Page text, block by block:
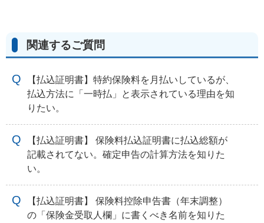
関連するご質問
【払込証明書】特約保険料を月払いしているが、
払込方法に「一時払」と表示されている理由を知
りたい。
【払込証明書】 保険料払込証明書に払込総額が
記載されてない。確定申告の計算方法を知りた
い。
【払込証明書】 保険料控除申告書（年末調整）
の「保険金受取人欄」に書くべき名前を知りた